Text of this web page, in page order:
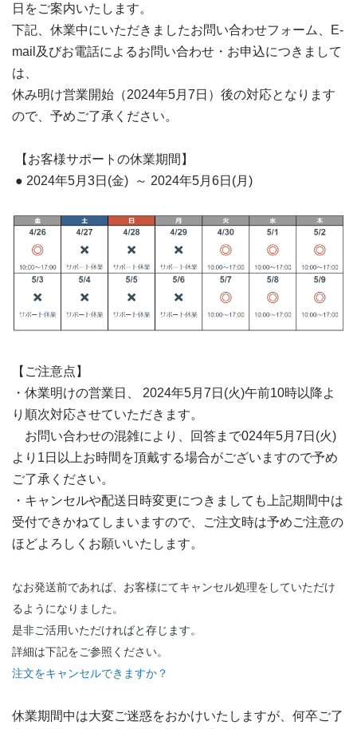
日をご案内いたします。
下記、休業中にいただきましたお問い合わせフォーム、E-
mail及びお電話によるお問い合わせ・お申込につきまして
は、
休み明け営業開始（2024年5月7日）後の対応となります
ので、予めご了承ください。
【お客様サポートの休業期間】
● 2024年5月3日(金) ～ 2024年5月6日(月)
【ご注意点】
・休業明けの営業日、 2024年5月7日(火)午前10時以降よ
り順次対応させていただきます。
お問い合わせの混雑により、回答まで024年5月7日(火)
より1日以上お時間を頂戴する場合がございますので予め
ご了承ください。
・キャンセルや配送日時変更につきましても上記期間中は
受付できかねてしまいますので、ご注文時は予めご注意の
ほどよろしくお願いいたします。
なお発送前であれば、お客様にてキャンセル処理をしていただけ
るようになりました。
是非ご活用いただければと存じます。
詳細は下記をご参照ください。
注文をキャンセルできますか？
休業期間中は大変ご迷惑をおかけいたしますが、何卒ご了